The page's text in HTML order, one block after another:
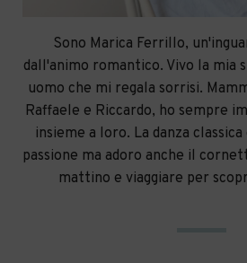
Sono Marica Ferrillo,
dall'animo romantico. Vivo la mia
uomo che mi regala sorrisi.
Raffaele e Riccardo, ho sempre
insieme a loro. La danza
passione ma adoro anche il
mattino e viaggiare per